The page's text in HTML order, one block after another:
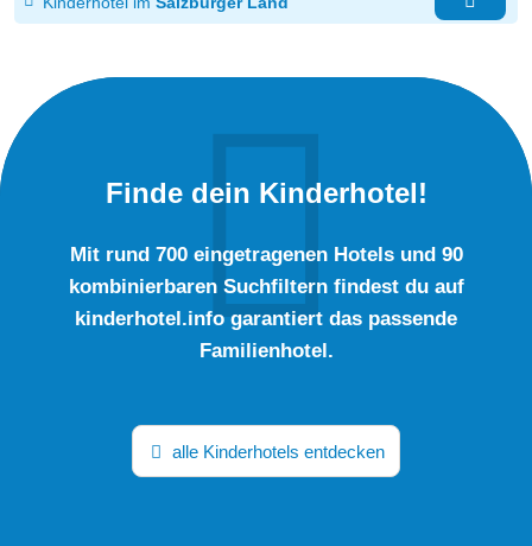
Finde dein Kinderhotel!
Mit rund 700 eingetragenen Hotels und 90
kombinierbaren Suchfiltern findest du auf
kinderhotel.info garantiert das passende
Familienhotel.
alle Kinderhotels entdecken